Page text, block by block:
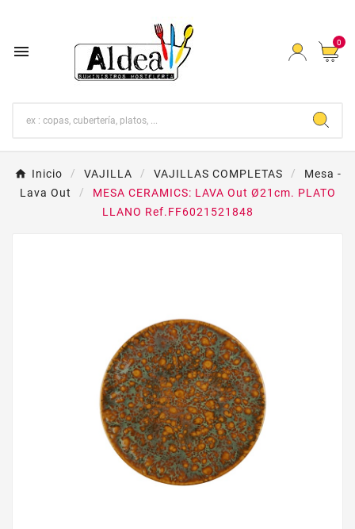
 0
Inicio VAJILLA VAJILLAS COMPLETAS
Mesa -
Lava Out
MESA CERAMICS: LAVA Out Ø21cm. PLATO
LLANO Ref.FF6021521848